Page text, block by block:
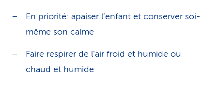
En priorité: apaiser l’enfant et conserver soi-
même son calme
Faire respirer de l’air froid et humide ou
chaud et humide